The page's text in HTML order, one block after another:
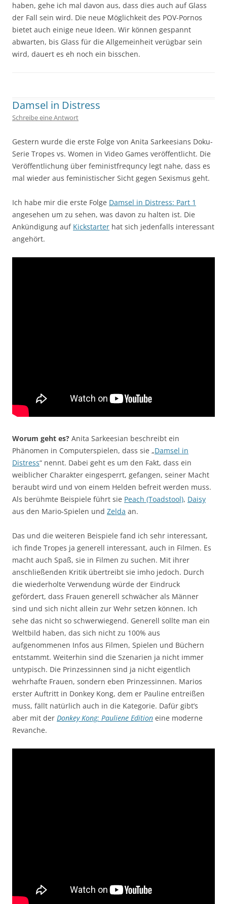
haben, gehe ich mal davon aus, dass dies auch auf Glass
der Fall sein wird. Die neue Möglichkeit des POV-Pornos
bietet auch einige neue Ideen. Wir können gespannt
abwarten, bis Glass für die Allgemeinheit verügbar sein
wird, dauert es eh noch ein bisschen.
Damsel in Distress
Schreibe eine Antwort
Gestern wurde die erste Folge von Anita Sarkeesians Doku-
Serie Tropes vs. Women in Video Games veröffentlicht. Die
Veröffentlichung über feministfrequncy legt nahe, dass es
mal wieder aus feministischer Sicht gegen Sexismus geht.
Ich habe mir die erste Folge Damsel in Distress: Part 1
angesehen um zu sehen, was davon zu halten ist. Die
Ankündigung auf Kickstarter hat sich jedenfalls interessant
angehört.
Worum geht es? Anita Sarkeesian beschreibt ein
Phänomen in Computerspielen, dass sie „Damsel in
Distress“ nennt. Dabei geht es um den Fakt, dass ein
weiblicher Charakter eingesperrt, gefangen, seiner Macht
beraubt wird und von einem Helden befreit werden muss.
Als berühmte Beispiele führt sie Peach (Toadstool), Daisy
aus den Mario-Spielen und Zelda an.
Das und die weiteren Beispiele fand ich sehr interessant,
ich finde Tropes ja generell interessant, auch in Filmen. Es
macht auch Spaß, sie in Filmen zu suchen. Mit ihrer
anschließenden Kritik übertreibt sie imho jedoch. Durch
die wiederholte Verwendung würde der Eindruck
gefördert, dass Frauen generell schwächer als Männer
sind und sich nicht allein zur Wehr setzen können. Ich
sehe das nicht so schwerwiegend. Generell sollte man ein
Weltbild haben, das sich nicht zu 100% aus
aufgenommenen Infos aus Filmen, Spielen und Büchern
entstammt. Weiterhin sind die Szenarien ja nicht immer
untypisch. Die Prinzessinnen sind ja nicht eigentlich
wehrhafte Frauen, sondern eben Prinzessinnen. Marios
erster Auftritt in Donkey Kong, dem er Pauline entreißen
muss, fällt natürlich auch in die Kategorie. Dafür gibt’s
aber mit der Donkey Kong: Pauliene Edition eine moderne
Revanche.